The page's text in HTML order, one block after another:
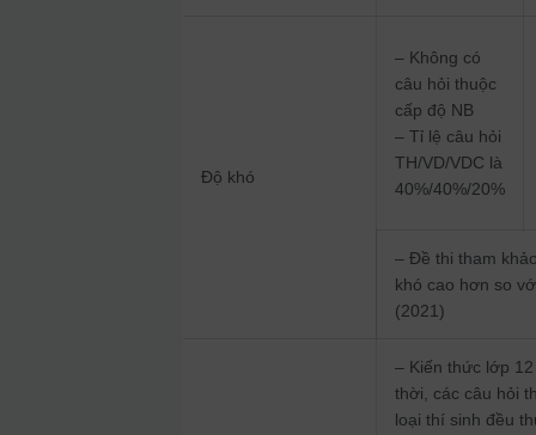
Độ khó
– Không có
câu hỏi thuộc
cấp độ NB
– Tỉ lệ câu hỏi
TH/VD/VDC là
40%/40%/20%
– Đề thi tham
khó cao hơn so
(2021)
– Kiến thức lớp
thời, các câu hỏi
loại thí sinh đều